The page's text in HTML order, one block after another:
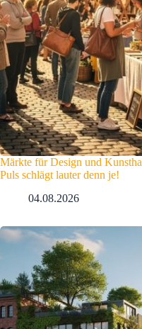
Märkte für Design und
Puls schlägt lauter denn je!
04.08.2026